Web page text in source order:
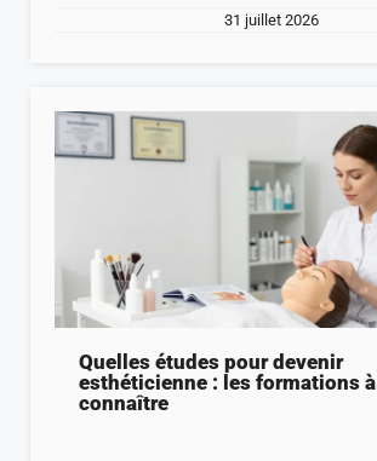
31 juillet 2026
Quelles études pour devenir
esthéticienne : les formations à
connaître